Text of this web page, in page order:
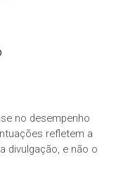
no desempenho
refletem a
divulgação, e não o